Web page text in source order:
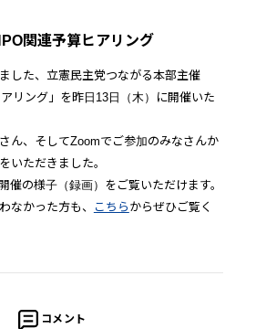
関連予算ヒアリング
した、立憲民主党つながる本部主催
アリング」を昨日13日（木）に開催いた
ん、そしてZoomでご参加のみなさんか
いただきました。
催の様子（録画）をご覧いただけます。
なかった方も、
こちら からぜひご覧く
コメント